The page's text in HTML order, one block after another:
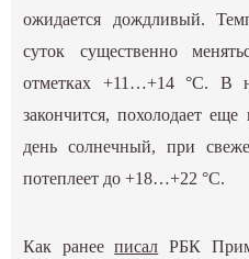
ожидается дождливый.
суток существенно
отметках +11…+14 °С. В
закончится, похолодает
день солнечный, при
потеплеет до +18…+22 °С.
Как ранееписал РБК